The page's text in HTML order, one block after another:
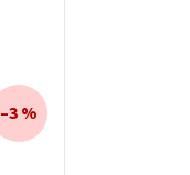
–3 %